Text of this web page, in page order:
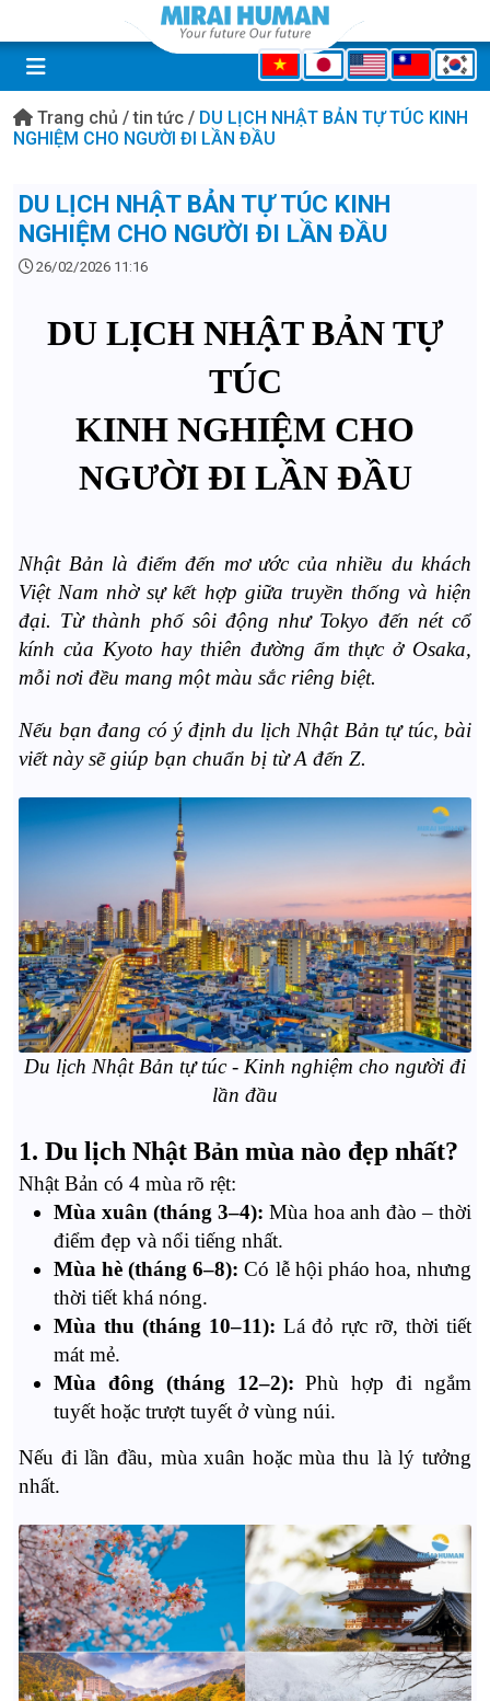
Trang chủ / tin tức / DU LỊCH NHẬT BẢN TỰ TÚC KINH
NGHIỆM CHO NGƯỜI ĐI LẦN ĐẦU
DU LỊCH NHẬT BẢN TỰ TÚC KINH
NGHIỆM CHO NGƯỜI ĐI LẦN ĐẦU
26/02/2026 11:16
DU LỊCH NHẬT BẢN TỰ
TÚC
KINH NGHIỆM CHO
NGƯỜI ĐI LẦN ĐẦU
Nhật Bản là điểm đến mơ ước của nhiều du khách
Việt Nam nhờ sự kết hợp giữa truyền thống và hiện
đại. Từ thành phố sôi động như Tokyo đến nét cổ
kính của Kyoto hay thiên đường ẩm thực ở Osaka,
mỗi nơi đều mang một màu sắc riêng biệt.
Nếu bạn đang có ý định du lịch Nhật Bản tự túc, bài
viết này sẽ giúp bạn chuẩn bị từ A đến Z.
Du lịch Nhật Bản tự túc - Kinh nghiệm cho người đi
lần đầu
1. Du lịch Nhật Bản mùa nào đẹp nhất?
Nhật Bản có 4 mùa rõ rệt:
Mùa xuân (tháng 3–4): Mùa hoa anh đào – thời
điểm đẹp và nổi tiếng nhất.
Mùa hè (tháng 6–8): Có lễ hội pháo hoa, nhưng
thời tiết khá nóng.
Mùa thu (tháng 10–11): Lá đỏ rực rỡ, thời tiết
mát mẻ.
Mùa đông (tháng 12–2): Phù hợp đi ngắm
tuyết hoặc trượt tuyết ở vùng núi.
Nếu đi lần đầu, mùa xuân hoặc mùa thu là lý tưởng
nhất.